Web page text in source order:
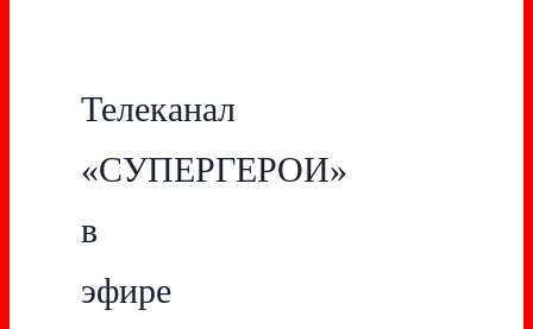
Телеканал
«СУПЕРГЕРОИ»
в
эфире